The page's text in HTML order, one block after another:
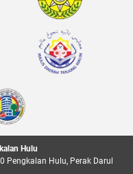
Hulu
Pengkalan Hulu, Perak Darul